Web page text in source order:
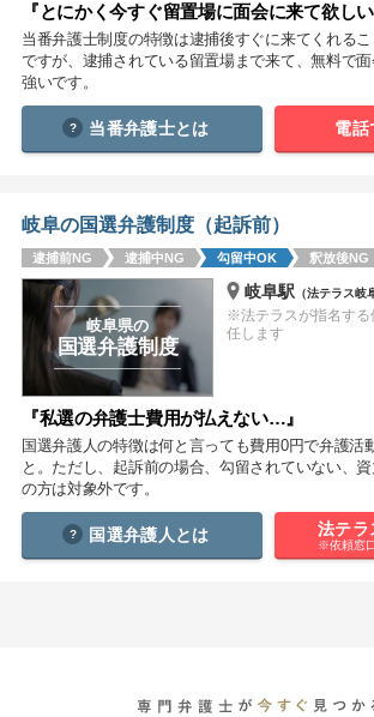
九州・沖縄
福岡
沖縄
相談内容から探す
痴漢 盗撮 わいせつ
窃盗 逮捕
『とにかく今すぐ留置場に面会に来て欲し
当番弁護士制度の特徴は逮捕後すぐに来てくれる
ですが、逮捕されている留置場まで来て、無料で
強いです。
当番弁護士とは 電話
岐阜の国選弁護制度（起訴前）
逮捕前NG 逮捕中NG 勾留中OK 釈放後NG
岐阜県の
国選弁護制度
岐阜駅 （法テラス岐
※法テラスが指名する
任します
『私選の弁護士費用が払えない…』
国選弁護人の特徴は何と言っても費用0円で弁護活
と。ただし、起訴前の場合、勾留されていない、
の方は対象外です。
国選弁護人とは 法テラ
※依頼窓